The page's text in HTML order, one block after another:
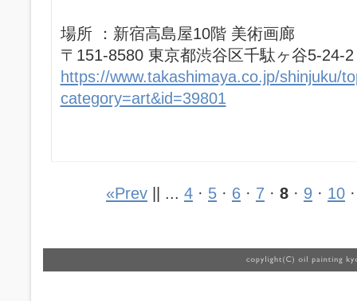
場所 ：新宿高島屋10階 美術画廊
〒151-8580 東京都渋谷区千駄ヶ谷5-24-2
https://www.takashimaya.co.jp/shinjuku/
category=art&id=39801
«Prev || ... 4 · 5 · 6 · 7 · 8 · 9 · 10